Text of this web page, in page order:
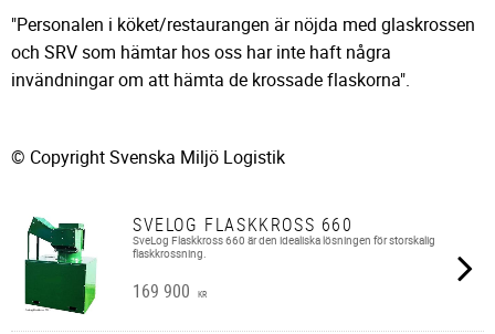
"Personalen i köket/restaurangen är nöjda med glaskrossen
och SRV som hämtar hos oss har inte haft några
invändningar om att hämta de krossade flaskorna".
© Copyright Svenska Miljö Logistik
SVELOG FLASKKROSS 660
SveLog Flaskkross 660​ är den idealiska lösningen för storskalig
flaskkrossning.
169 900 KR